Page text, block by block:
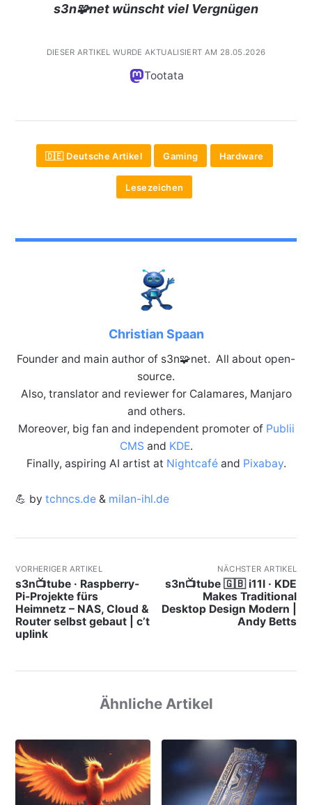
s3n🧩net wünscht viel Vergnügen
DIESER ARTIKEL WURDE AKTUALISIERT AM 28.05.2026
Tootata
🇩🇪 Deutsche Artikel Gaming Hardware
Lesezeichen
Christian Spaan
Founder and main author of s3n🧩net. All about open-
source.
Also, translator and reviewer for Calamares, Manjaro
and others.
Moreover, big fan and independent promoter of Publii
CMS and KDE.
Finally, aspiring AI artist at Nightcaféand Pixabay.
💪 by tchncs.de& milan-ihl.de
VORHERIGER ARTIKEL
s3n📺tube · Raspberry-
Pi-Projekte fürs
Heimnetz – NAS, Cloud &
Router selbst gebaut | c’t
uplink
NÄCHSTER ARTIKEL
s3n📺tube 🇬🇧 i11l · KDE
Makes Traditional
Desktop Design Modern |
Andy Betts
Ähnliche Artikel